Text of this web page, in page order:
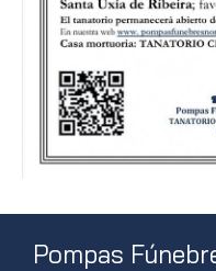
Pompas